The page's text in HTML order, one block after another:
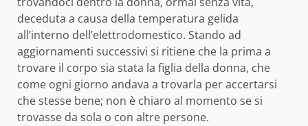
deceduta a causa della temperatura gelida
all’interno dell’elettrodomestico. Stando ad
aggiornamenti successivi si ritiene che la prima a
trovare il corpo sia stata la figlia della donna, che
come ogni giorno andava a trovarla per accertarsi
che stesse bene; non è chiaro al momento se si
trovasse da sola o con altre persone.